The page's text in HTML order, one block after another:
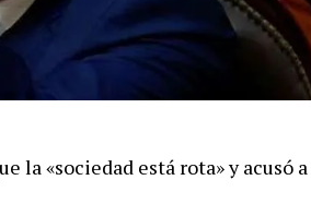
la «sociedad está rota» y acusó a